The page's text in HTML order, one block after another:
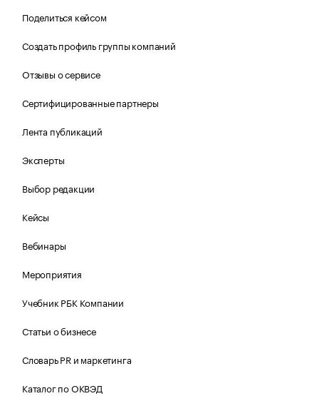
Поделиться кейсом
Создать профиль группы компаний
Отзывы о сервисе
Сертифицированные партнеры
Лента публикаций
Эксперты
Выбор редакции
Кейсы
Вебинары
Мероприятия
Учебник РБК Компании
Статьи о бизнесе
Словарь PR и маркетинга
Каталог по ОКВЭД